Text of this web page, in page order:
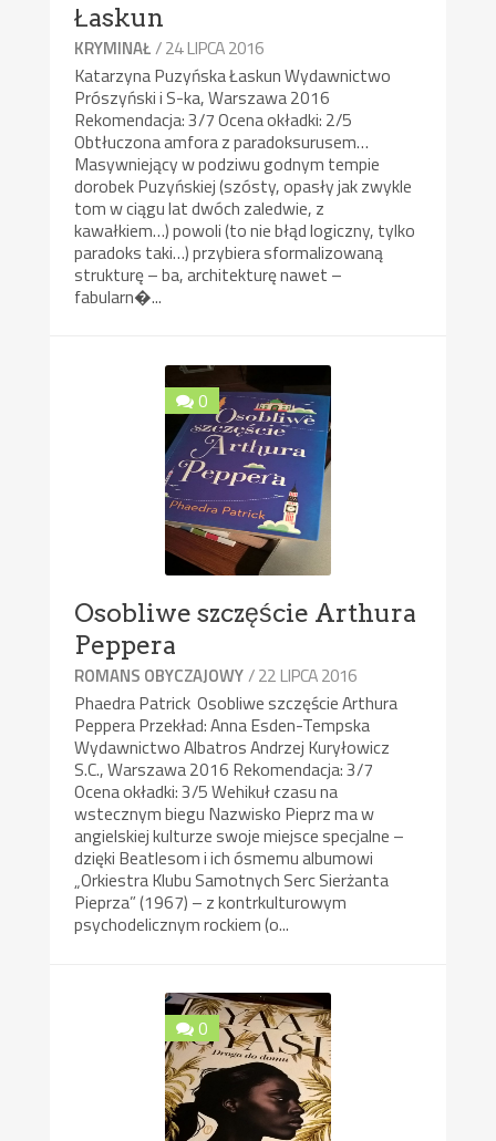
Łaskun
KRYMINAŁ/ 24 LIPCA 2016
Katarzyna Puzyńska Łaskun Wydawnictwo
Prószyński i S-ka, Warszawa 2016
Rekomendacja: 3/7 Ocena okładki: 2/5
Obtłuczona amfora z paradoksurusem…
Masywniejący w podziwu godnym tempie
dorobek Puzyńskiej (szósty, opasły jak zwykle
tom w ciągu lat dwóch zaledwie, z
kawałkiem…) powoli (to nie błąd logiczny, tylko
paradoks taki…) przybiera sformalizowaną
strukturę – ba, architekturę nawet –
fabularn�...
0
Osobliwe szczęście Arthura
Peppera
ROMANS OBYCZAJOWY/ 22 LIPCA 2016
Phaedra Patrick Osobliwe szczęście Arthura
Peppera Przekład: Anna Esden-Tempska
Wydawnictwo Albatros Andrzej Kuryłowicz
S.C., Warszawa 2016 Rekomendacja: 3/7
Ocena okładki: 3/5 Wehikuł czasu na
wstecznym biegu Nazwisko Pieprz ma w
angielskiej kulturze swoje miejsce specjalne –
dzięki Beatlesom i ich ósmemu albumowi
„Orkiestra Klubu Samotnych Serc Sierżanta
Pieprza” (1967) – z kontrkulturowym
psychodelicznym rockiem (o...
0